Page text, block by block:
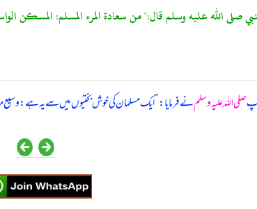
صلى الله عليه وسلم قال:" من سعادة المرء المسلم: المسكن
صلی اللہ علیہ وسلمنے فرمایا:”ایک مسلمان کی خوش بختیوں میں سے یہ ہے: وسیع